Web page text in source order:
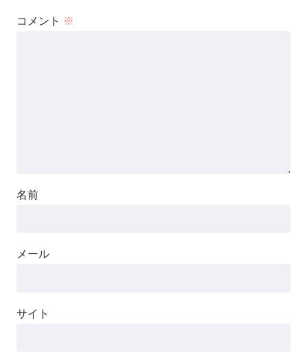
コメント ※
名前
メール
サイト